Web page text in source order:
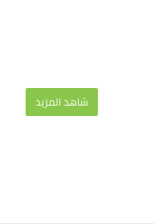
شاهد المزيد